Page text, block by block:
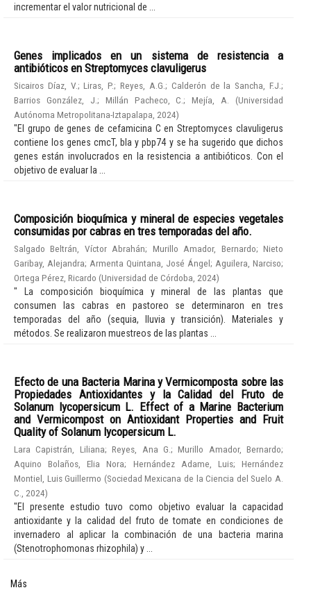
incrementar el valor nutricional de ...
Genes implicados en un sistema de resistencia a
antibióticos en Streptomyces clavuligerus
Sicairos Díaz, V.;Liras, P.;Reyes, A.G. ; Calderón de la Sancha, F.J.;
Barrios González, J. ; Millán Pacheco, C.;Mejía, A. (Universidad
Autónoma Metropolitana-Iztapalapa 2024)
"El grupo de genes de cefamicina C en Streptomyces clavuligerus
contiene los genes cmcT, bla y pbp74 y se ha sugerido que dichos
genes están involucrados en la resistencia a antibióticos. Con el
objetivo de evaluar la ...
Composición bioquímica y mineral de especies vegetales
consumidas por cabras en tres temporadas del año.
Salgado Beltrán, Víctor Abrahán; Murillo Amador, Bernardo;Nieto
Garibay, Alejandra; Armenta Quintana, José Ángel; Aguilera, Narciso;
Ortega Pérez, Ricardo (Universidad de Córdoba 2024)
" La composición bioquímica y mineral de las plantas que
consumen las cabras en pastoreo se determinaron en tres
temporadas del año (sequia, lluvia y transición). Materiales y
métodos. Se realizaron muestreos de las plantas ...
Efecto de una Bacteria Marina y Vermicomposta sobre las
Propiedades Antioxidantes y la Calidad del Fruto de
Solanum lycopersicum L. Effect of a Marine Bacterium
and Vermicompost on Antioxidant Properties and Fruit
Quality of Solanum lycopersicum L.
Lara Capistrán, Liliana;Reyes, Ana G. ;Murillo Amador, Bernardo;
Aquino Bolaños, Elia Nora; Hernández Adame, Luis;Hernández
Montiel, Luis Guillermo (Sociedad Mexicana de la Ciencia del Suelo A.
C.
2024)
"El presente estudio tuvo como objetivo evaluar la capacidad
antioxidante y la calidad del fruto de tomate en condiciones de
invernadero al aplicar la combinación de una bacteria marina
(Stenotrophomonas rhizophila) y ...
Más